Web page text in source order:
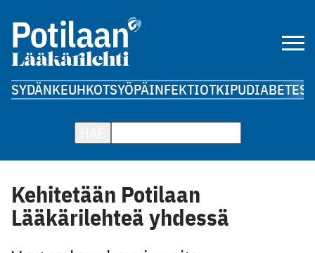
SYDÄNKEUHKOTSYÖPÄINFEKTIOTKIPUDIABETES
Kehitetään Potilaan
Lääkärilehteä yhdessä